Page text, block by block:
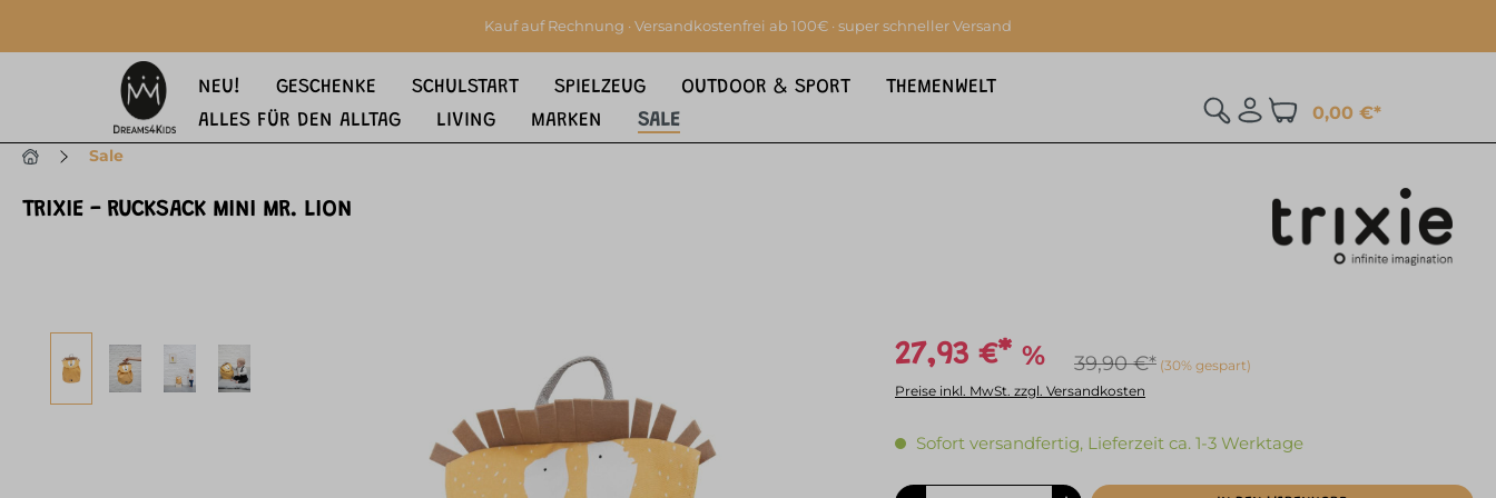
Kauf auf Rechnung · Versandkostenfrei ab 100€ · super schneller Versand
NEU! GESCHENKE SCHULSTART SPIELZEUG OUTDOOR & SPORT
THEMENWELT
ALLES FÜR DEN ALLTAG
LIVING MARKEN SALE 0,00 €*
Sale
TRIXIE - RUCKSACK MINI MR. LION
Bildergalerie überspringen 27,93 €* % 39,90 €* (30% gespart)
Preise inkl. MwSt. zzgl. Versandkosten
Sofort versandfertig, Lieferzeit ca. 1-3 Werktage